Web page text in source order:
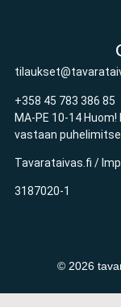
+358 45 783 386 85
MA-PE 10-14
vastaan puhelimitse.
Tavarataivas.fi /
3187020-1
© 2026